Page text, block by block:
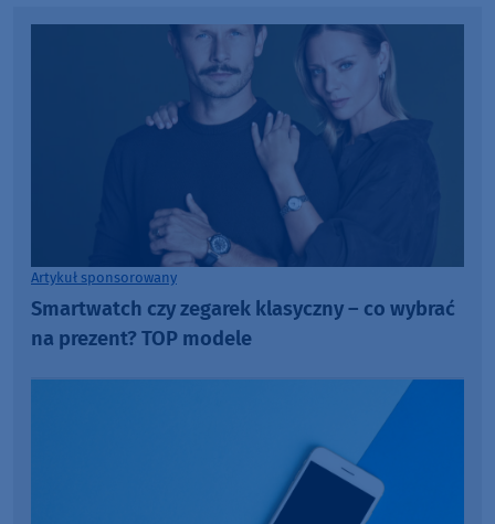
Artykuł sponsorowany
Smartwatch czy zegarek klasyczny – co wybrać
na prezent? TOP modele